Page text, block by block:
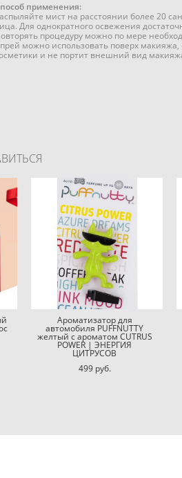
применения:
мист на расстоянии более 20
Для однократного освежения
процедуру можно по мере
можно использовать поверх
и не портит внешний вид
Ароматизатор для
автомобиля PUFFNUTTY
желтый с ароматом CUTRUS
POWER | ЭНЕРГИЯ
ЦИТРУСОВ
499 pуб.